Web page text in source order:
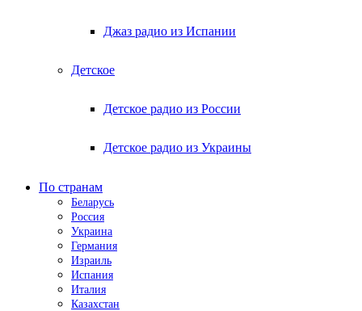
Джаз радио из Испании
Детское
Детское радио из России
Детское радио из Украины
По странам
Беларусь
Россия
Украина
Германия
Израиль
Испания
Италия
Казахстан